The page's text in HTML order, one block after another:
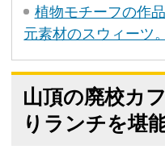
植物モチーフの作
元素材のスウィーツ。
山頂の廃校カ
りランチを堪能